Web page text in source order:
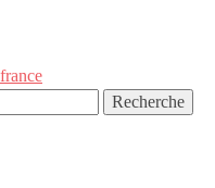
Recherche